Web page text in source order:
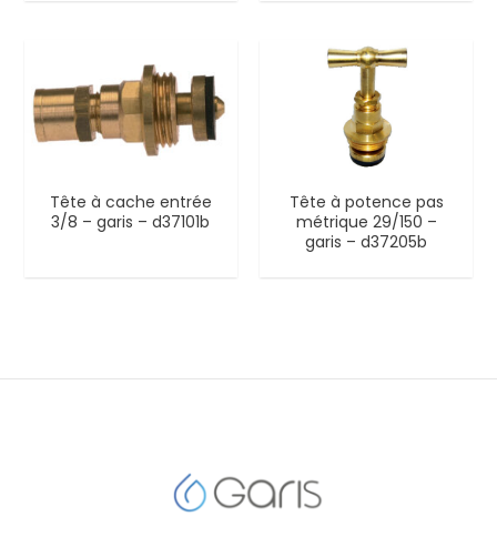
Tête à cache entrée
3/8 – garis – d37101b
Tête à potence pas
métrique 29/150 –
garis – d37205b